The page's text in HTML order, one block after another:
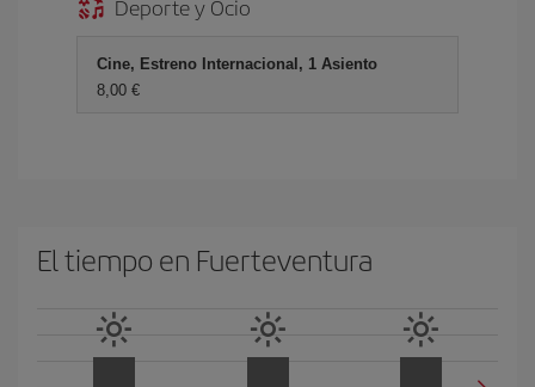
Deporte y Ocio
Cine, Estreno Internacional, 1 Asiento
8,00 €
El tiempo en Fuerteventura